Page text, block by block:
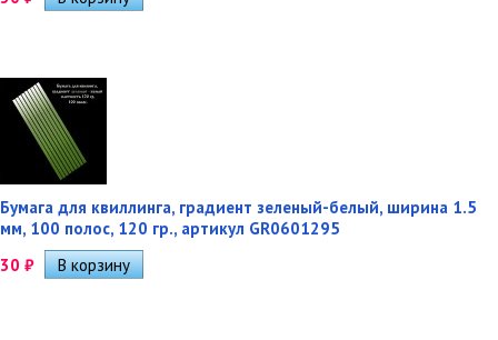
Бумага для квиллинга, градиент зеленый-белый, ширина 1.5
мм, 100 полос, 120 гр., артикул GR0601295
30 ₽